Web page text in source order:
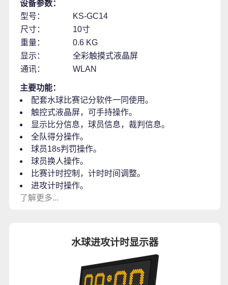
设备参数：
型号：
KS-GC14
尺寸：
10寸
重量：
0.6 KG
显示：
全彩触摸式液晶屏
通讯：
WLAN
主要功能：
配套水球比赛记分软件一同使用。
触控式液晶屏，可手持操作。
显示比分信息，球员信息，裁判信息。
全队得分操作。
球员18s判罚操作。
球员换人操作。
比赛计时控制，计时时间调整。
进攻计时操作。
了解更多...
水球进攻计时显示器